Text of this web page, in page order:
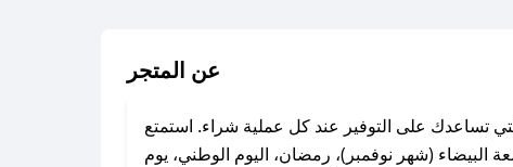
عن المتجر
على التوفير عند كل عملية شراء. استمتع
(شهر نوفمبر)، رمضان، اليوم الوطني، يوم